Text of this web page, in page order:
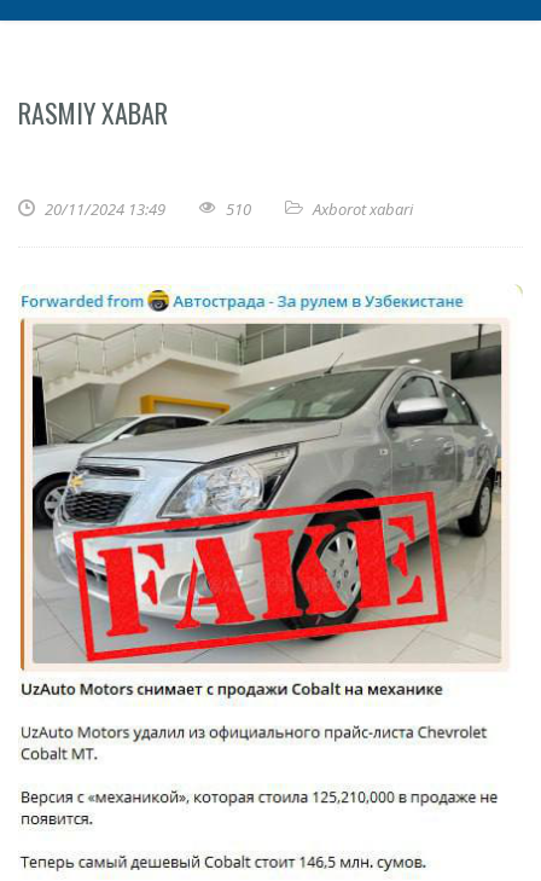
RASMIY XABAR
20/11/2024 13:49 510 Axborot xabari